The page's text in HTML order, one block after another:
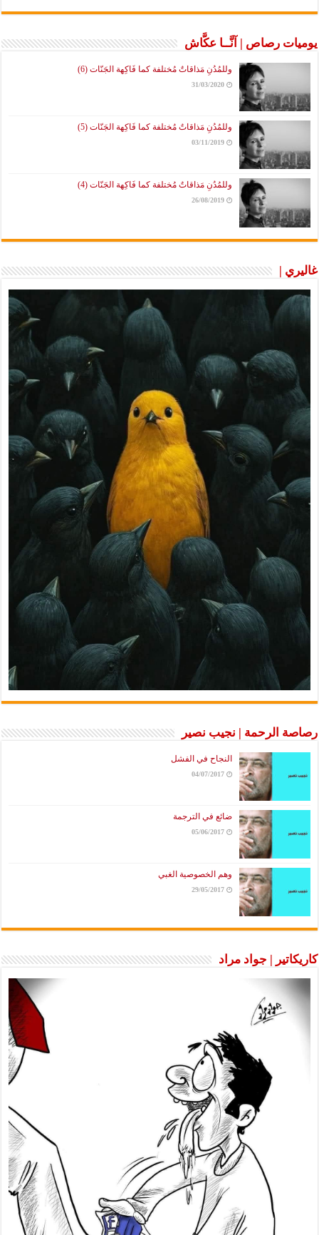
يوميات رصاص | آنَّــا عكَّاش
وللمُدُنِ مَذاقاتٌ مُختلفة كما فَاكِهة الجَنّات (6)
31/03/2020
وللمُدُنِ مَذاقاتٌ مُختلفة كما فَاكِهة الجَنّات (5)
03/11/2019
وللمُدُنِ مَذاقاتٌ مُختلفة كما فَاكِهة الجَنّات (4)
26/08/2019
غاليري |
رصاصة الرحمة | نجيب نصير
النجاح في الفشل
04/07/2017
ضائع في الترجمة
05/06/2017
وهم الخصوصية الغبي
29/05/2017
كاريكاتير | جواد مراد